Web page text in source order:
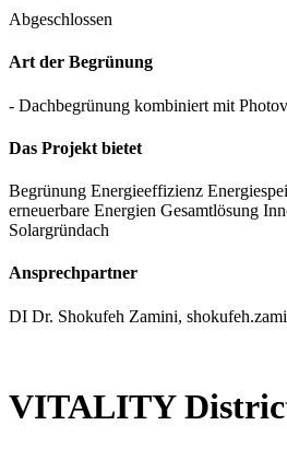
Abgeschlossen
Art der Begrünung
- Dachbegrünung kombiniert mit
Das Projekt bietet
Begrünung Energieeffizienz
erneuerbare Energien Gesamtlösung
Solargründach
Ansprechpartner
DI Dr. Shokufeh Zamini,
VITALITY